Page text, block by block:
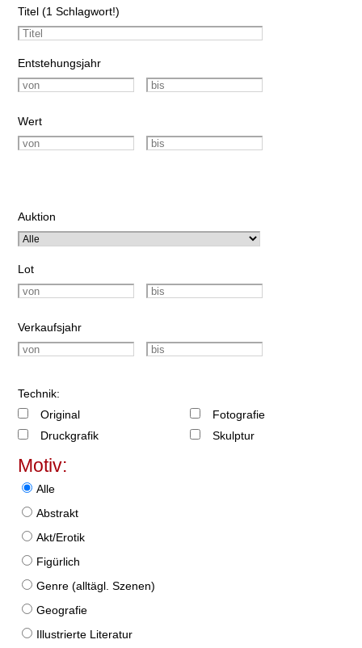
Titel (1 Schlagwort!)
Entstehungsjahr
Wert
Auktion
Lot
Verkaufsjahr
Technik:
Original
Druckgrafik
Fotografie
Skulptur
Motiv:
Alle
Abstrakt
Akt/Erotik
Figürlich
Genre (alltägl. Szenen)
Geografie
Illustrierte Literatur